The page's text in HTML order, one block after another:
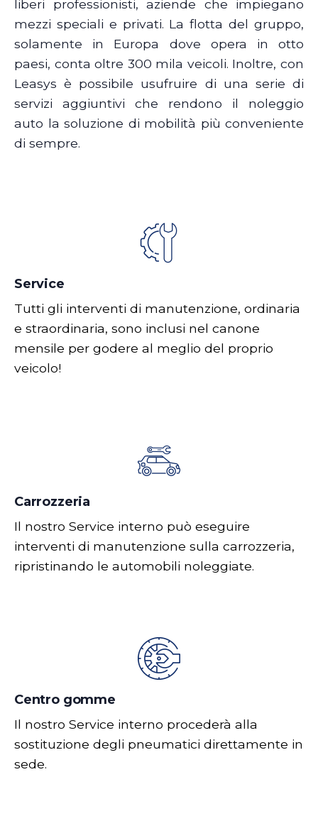
liberi professionisti, aziende che impiegano
mezzi speciali e privati. La flotta del gruppo,
solamente in Europa dove opera in otto
paesi, conta oltre 300 mila veicoli. Inoltre, con
Leasys è possibile usufruire di una serie di
servizi aggiuntivi che rendono il noleggio
auto la soluzione di mobilità più conveniente
di sempre.
Service
Tutti gli interventi di manutenzione, ordinaria
e straordinaria, sono inclusi nel canone
mensile per godere al meglio del proprio
veicolo!
Carrozzeria
Il nostro Service interno può eseguire
interventi di manutenzione sulla carrozzeria,
ripristinando le automobili noleggiate.
Centro gomme
Il nostro Service interno procederà alla
sostituzione degli pneumatici direttamente in
sede.